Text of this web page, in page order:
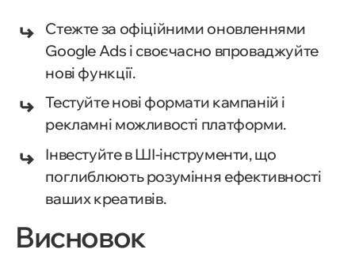
3. Відстеження конверсій:
вимірюйте те, що справді
важливо
4. Зображення в оголошеннях:
як візуальний контент підсилює
ефективність
Ads та їх вплив на Google Maps
Стежте за офіційними оновленнями
Google Ads і своєчасно впроваджуйте
нові функції.
Тестуйте нові формати кампаній і
рекламні можливості платформи.
Інвестуйте в ШІ-інструменти, що
поглиблюють розуміння ефективності
ваших креативів.
Висновок